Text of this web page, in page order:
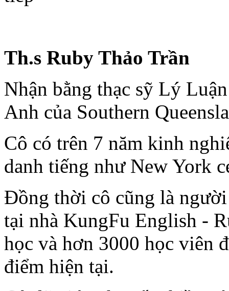
Th.s Ruby Thảo Trần
Nhận bằng thạc sỹ Lý
Anh của Southern
Cô có trên 7 năm kinh
danh tiếng như New York
Đồng thời cô cũng là
tại nhà KungFu English -
học và hơn 3000 học viên
điểm hiện tại.